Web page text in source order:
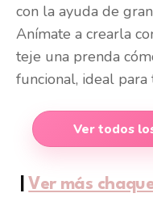
con la ayuda de
Anímate a crearla
teje una prenda
funcional, ideal para
Ver todos
Ver más